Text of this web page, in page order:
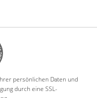
persönlichen Daten und
durch eine SSL-